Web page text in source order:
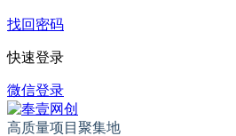
找回密码
快速登录
微信登录
高质量项目聚集地